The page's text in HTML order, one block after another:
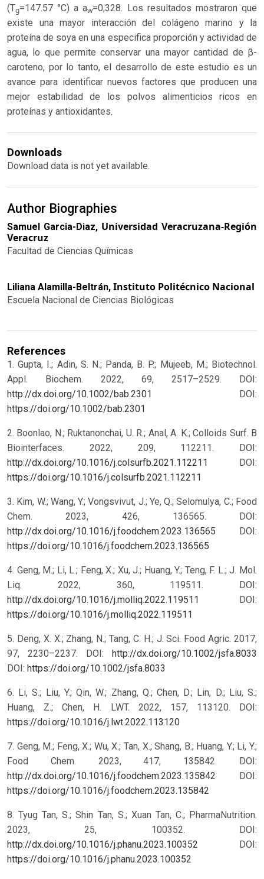
(Tg=147.57 °C) a aw=0,328. Los resultados mostraron que
existe una mayor interacción del colágeno marino y la
proteína de soya en una especifica proporción y actividad de
agua, lo que permite conservar una mayor cantidad de β-
caroteno, por lo tanto, el desarrollo de este estudio es un
avance para identificar nuevos factores que producen una
mejor estabilidad de los polvos alimenticios ricos en
proteínas y antioxidantes.
Downloads
Download data is not yet available.
Author Biographies
Samuel Garcia-Diaz, Universidad Veracruzana-Región
Veracruz
Facultad de Ciencias Químicas
Liliana Alamilla-Beltrán, Instituto Politécnico Nacional
Escuela Nacional de Ciencias Biológicas
References
1. Gupta, I.; Adin, S. N.; Panda, B. P.; Mujeeb, M.; Biotechnol.
Appl. Biochem. 2022, 69, 2517–2529. DOI:
http://dx.doi.org/10.1002/bab.2301
DOI:
https://doi.org/10.1002/bab.2301
2. Boonlao, N.; Ruktanonchai, U. R.; Anal, A. K.; Colloids Surf. B
Biointerfaces. 2022, 209, 112211. DOI:
http://dx.doi.org/10.1016/j.colsurfb.2021.112211
DOI:
https://doi.org/10.1016/j.colsurfb.2021.112211
3. Kim, W.; Wang, Y.; Vongsvivut, J.; Ye, Q.; Selomulya, C.; Food
Chem. 2023, 426, 136565. DOI:
http://dx.doi.org/10.1016/j.foodchem.2023.136565
DOI:
https://doi.org/10.1016/j.foodchem.2023.136565
4. Geng, M.; Li, L.; Feng, X.; Xu, J.; Huang, Y.; Teng, F. L.; J. Mol.
Liq. 2022, 360, 119511. DOI:
http://dx.doi.org/10.1016/j.molliq.2022.119511
DOI:
https://doi.org/10.1016/j.molliq.2022.119511
5. Deng, X. X.; Zhang, N.; Tang, C. H.; J. Sci. Food Agric. 2017,
97, 2230–2237. DOI: http://dx.doi.org/10.1002/jsfa.8033
DOI: https://doi.org/10.1002/jsfa.8033
6. Li, S.; Liu, Y.; Qin, W.; Zhang, Q.; Chen, D.; Lin, D.; Liu, S.;
Huang, Z.; Chen, H. LWT. 2022, 157, 113120. DOI:
https://doi.org/10.1016/j.lwt.2022.113120
7. Geng, M.; Feng, X.; Wu, X.; Tan, X.; Shang, B.; Huang, Y.; Li, Y.;
Food Chem. 2023, 417, 135842. DOI:
http://dx.doi.org/10.1016/j.foodchem.2023.135842
DOI:
https://doi.org/10.1016/j.foodchem.2023.135842
8. Tyug Tan, S.; Shin Tan, S.; Xuan Tan, C.; PharmaNutrition.
2023, 25, 100352. DOI:
http://dx.doi.org/10.1016/j.phanu.2023.100352
DOI:
https://doi.org/10.1016/j.phanu.2023.100352